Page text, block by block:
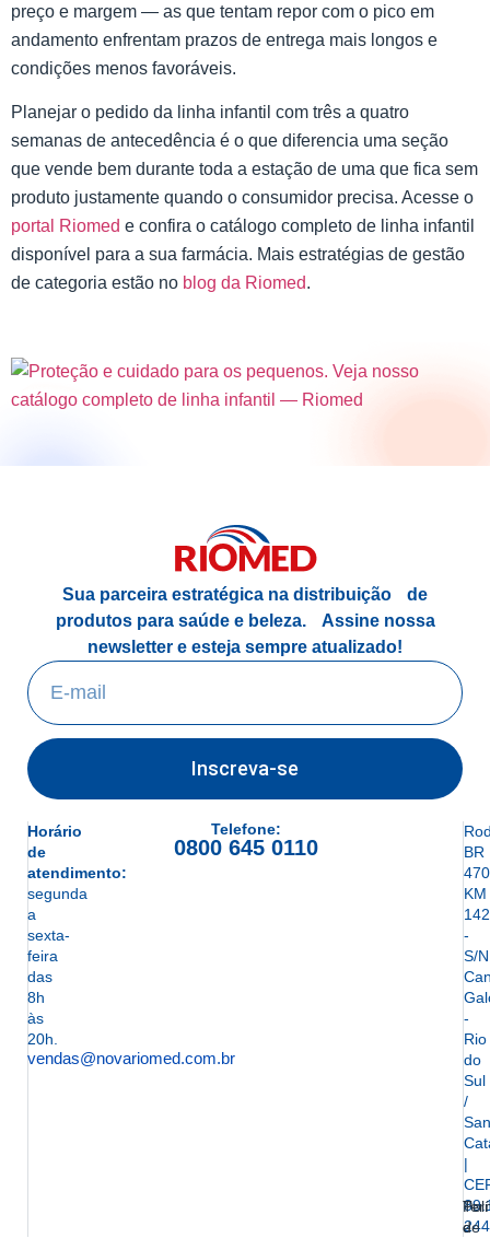
preço e margem — as que tentam repor com o pico em
andamento enfrentam prazos de entrega mais longos e
condições menos favoráveis.
Planejar o pedido da linha infantil com três a quatro
semanas de antecedência é o que diferencia uma seção
que vende bem durante toda a estação de uma que fica sem
produto justamente quando o consumidor precisa. Acesse o
portal Riomed e confira o catálogo completo de linha infantil
disponível para a sua farmácia. Mais estratégias de gestão
de categoria estão no blog da Riomed.
Sua parceira estratégica na distribuição de
produtos para saúde e beleza. Assine nossa
newsletter e esteja sempre atualizado!
Inscreva-se
Horário
de
atendimento:
segunda
a
sexta-
feira
das
8h
às
20h.
vendas@novariomed.com.br
Telefone:
0800 645 0110
BR
KM
142
-
S/
-
Rio
do
Sul
/
|
244
e
de